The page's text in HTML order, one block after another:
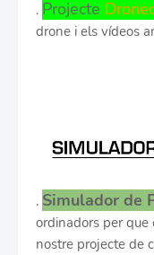
. Projecte
drone i els vídeos
. Simulador de
ordinadors per
nostre projecte de